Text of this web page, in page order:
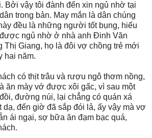
Bởi vậy tôi đành đến xin ngủ nhờ tại
trong bản. May mắn là dân chúng
đều là những người tốt bụng, hiếu
ngủ nhờ ở nhà anh Đinh Văn
Thị Giang, họ là đôi vợ chồng trẻ mới
hai năm.
có thịt trâu và rượu ngô thơm nồng,
ăn mày vớ được xôi gấc, vì sau một
đường núi, lại chẳng có quán xá
dạ, đến giờ đã sắp đói lả, ấy vậy mà vợ
ái ngại, sợ bữa ăn đạm bạc quá,